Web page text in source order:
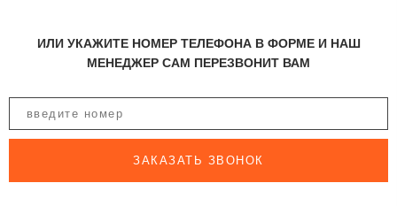
ИЛИ УКАЖИТЕ НОМЕР ТЕЛЕФОНА В ФОРМЕ И НАШ
МЕНЕДЖЕР САМ ПЕРЕЗВОНИТ ВАМ
ЗАКАЗАТЬ ЗВОНОК